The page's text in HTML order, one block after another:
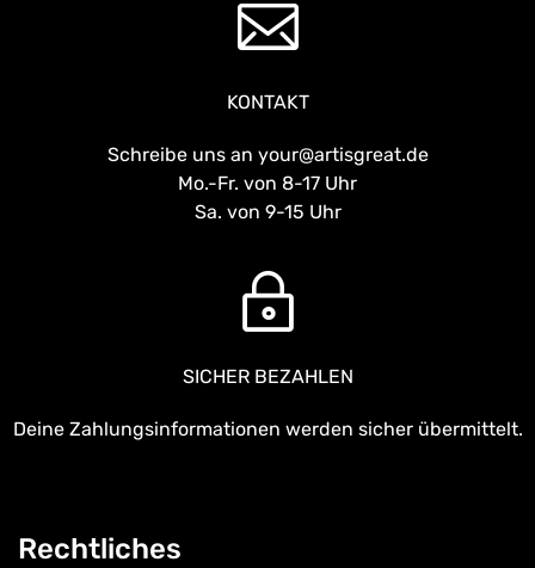
KONTAKT
Schreibe uns an your@artisgreat.de
Mo.-Fr. von 8-17 Uhr
Sa. von 9-15 Uhr
SICHER BEZAHLEN
Deine Zahlungsinformationen werden sicher übermittelt.
Rechtliches